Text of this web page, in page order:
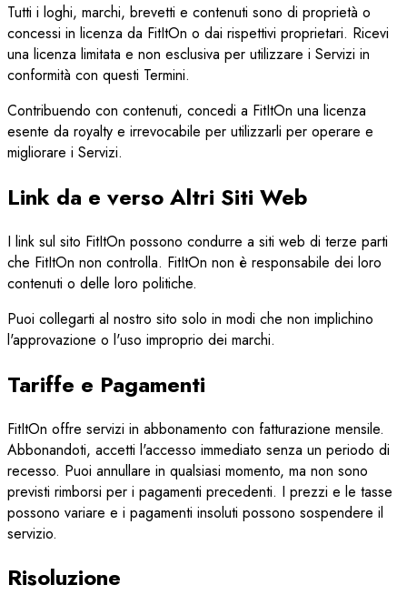
Tutti i loghi, marchi, brevetti e contenuti sono di proprietà o
concessi in licenza da FitItOn o dai rispettivi proprietari. Ricevi
una licenza limitata e non esclusiva per utilizzare i Servizi in
conformità con questi Termini.
Contribuendo con contenuti, concedi a FitItOn una licenza
esente da royalty e irrevocabile per utilizzarli per operare e
migliorare i Servizi.
Link da e verso Altri Siti Web
I link sul sito FitItOn possono condurre a siti web di terze parti
che FitItOn non controlla. FitItOn non è responsabile dei loro
contenuti o delle loro politiche.
Puoi collegarti al nostro sito solo in modi che non implichino
l'approvazione o l'uso improprio dei marchi.
Tariffe e Pagamenti
FitItOn offre servizi in abbonamento con fatturazione mensile.
Abbonandoti, accetti l'accesso immediato senza un periodo di
recesso. Puoi annullare in qualsiasi momento, ma non sono
previsti rimborsi per i pagamenti precedenti. I prezzi e le tasse
possono variare e i pagamenti insoluti possono sospendere il
servizio.
Risoluzione